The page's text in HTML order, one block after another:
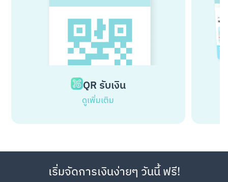
QR รับเงิน
ดูเพิ่มเติม
เริ่มจัดการเงินง่ายๆ วันนี้ ฟรี!